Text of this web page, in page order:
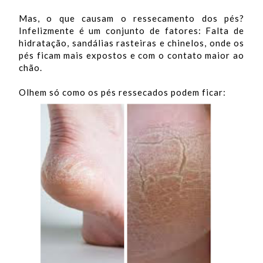
Mas, o que causam o ressecamento dos pés?
Infelizmente é um conjunto de fatores: Falta de
hidratação, sandálias rasteiras e chinelos, onde os
pés ficam mais expostos e com o contato maior ao
chão.
Olhem só como os pés ressecados podem ficar: